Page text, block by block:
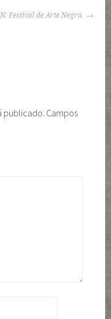
Festival de Arte Negra
publicado. Campos